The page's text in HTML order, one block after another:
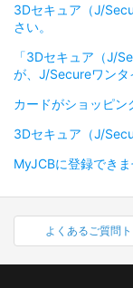
3Dセキュア（J/
さい。
「3Dセキュア（J/
が、J/Secureワンタ
カードがショッピン
3Dセキュア（J/
MyJCBに登録できま
よくあるご質問